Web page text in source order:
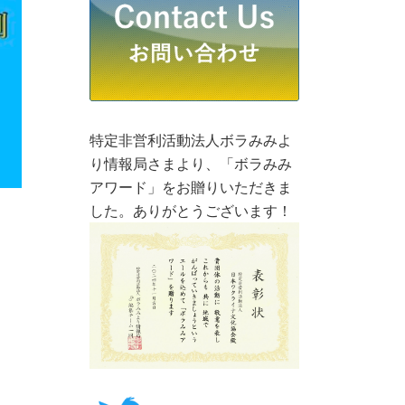
特定非営利活動法人ボラみみよ
り情報局さまより、「ボラみみ
アワード」をお贈りいただきま
した。ありがとうございます！